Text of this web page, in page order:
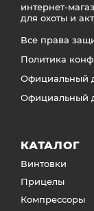
интернет-
для охоты и
Все права
Политика
Официальный
Официальный
КАТАЛОГ
Винтовки
Прицелы
Компрессоры